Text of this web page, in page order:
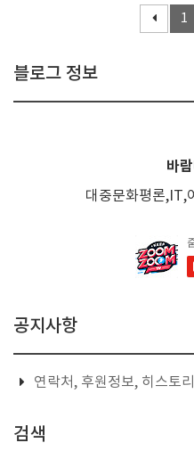
1
블로그 정보
바
대중문화평론,IT,
공지사항
연락처, 후원정보, 히스토리
검색